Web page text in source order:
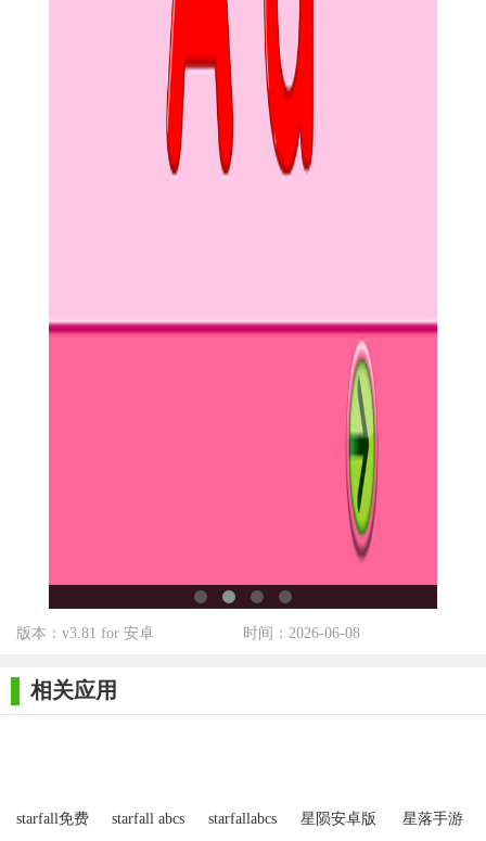
4. 混音与母带处理：调整各轨道的音量、声相、平衡等参
数，使用效果器进行混音和母带处理，使作品更加专业。
5. 导出作品：完成作品后，选择合适的格式导出到本地或云
存储中，并进行分享或进一步处理。
Starfall 单机版是一款功能全面、操作简便的音乐制作软件，
加便捷和安全。
版本：v3.81 for 安卓 时间：2026-06-08
相关应用
starfall免费
starfall abcs starfallabcs 星陨安卓版 星落手游